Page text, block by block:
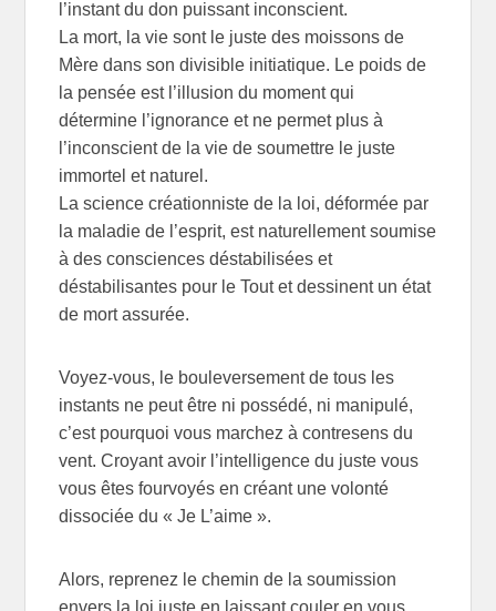
l’instant du don puissant inconscient.
La mort, la vie sont le juste des moissons de
Mère dans son divisible initiatique. Le poids de
la pensée est l’illusion du moment qui
détermine l’ignorance et ne permet plus à
l’inconscient de la vie de soumettre le juste
immortel et naturel.
La science créationniste de la loi, déformée par
la maladie de l’esprit, est naturellement soumise
à des consciences déstabilisées et
déstabilisantes pour le Tout et dessinent un état
de mort assurée.
Voyez-vous, le bouleversement de tous les
instants ne peut être ni possédé, ni manipulé,
c’est pourquoi vous marchez à contresens du
vent. Croyant avoir l’intelligence du juste vous
vous êtes fourvoyés en créant une volonté
dissociée du « Je L’aime ».
Alors, reprenez le chemin de la soumission
envers la loi juste en laissant couler en vous